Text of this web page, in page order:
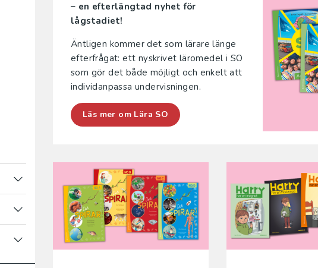
– en efterlängtad nyhet för
lågstadiet!
Äntligen kommer det som lärare länge
efterfrågat: ett nyskrivet läromedel i SO
som gör det både möjligt och enkelt att
individ­anpassa undervisningen.
Läs mer om Lära SO